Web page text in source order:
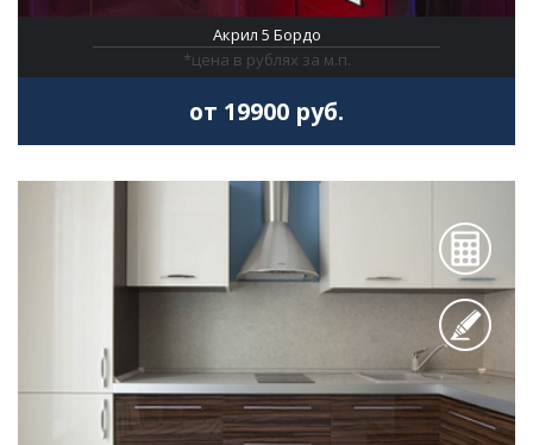
Акрил 5 Бордо
*цена в рублях за м.п.
от 19900 руб.